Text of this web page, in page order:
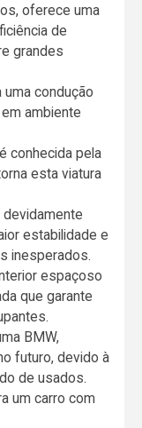
oferece uma
de
grandes
condução
ambiente
conhecida pela
esta viatura
estabilidade e
inesperados.
espaçoso
que garante
BMW,
futuro, devido à
de usados.
um carro com